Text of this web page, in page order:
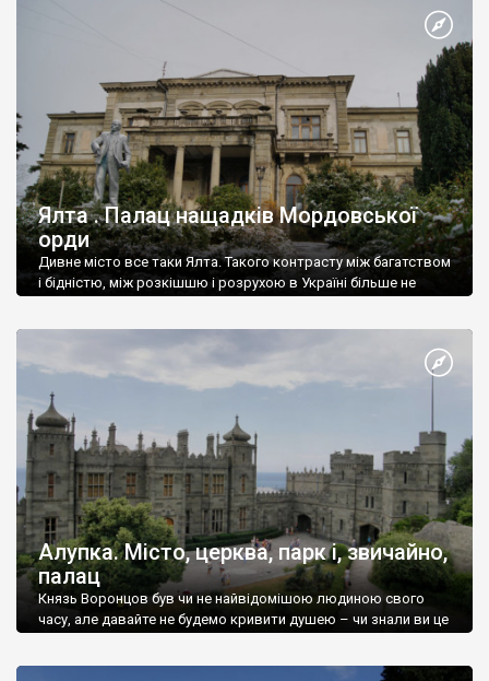
Ялта . Палац нащадків Мордовської
орди
Дивне місто все таки Ялта. Такого контрасту між багатством
і бідністю, між розкішшю і розрухою в Україні більше не
Алупка. Місто, церква, парк і, звичайно,
палац
Князь Воронцов був чи не найвідомішою людиною свого
часу, але давайте не будемо кривити душею – чи знали ви це